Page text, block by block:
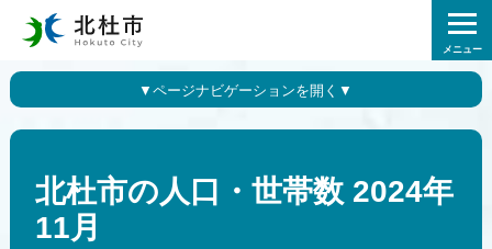
メニュー
北杜市の人口・世帯数 2024年
11月